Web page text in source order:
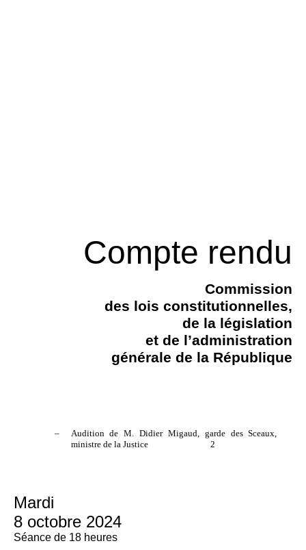
Compte rendu
Commission
des lois constitutionnelles,
de la législation
et de l’administration
générale de la République
–
Audition de M. Didier Migaud, garde des Sceaux,
ministre de la Justice
2
Mardi
8 octobre 2024
Séance de 18 heures